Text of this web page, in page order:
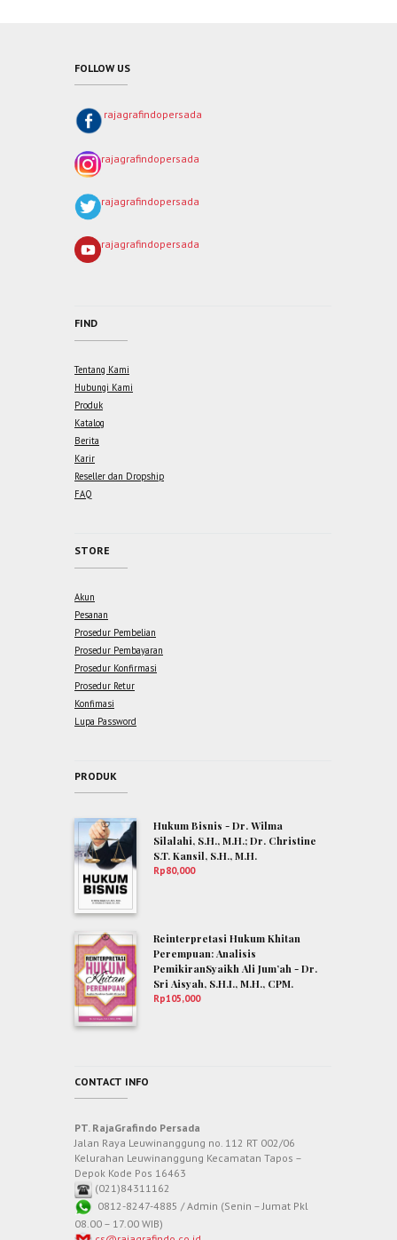
FOLLOW US
rajagrafindopersada
rajagrafindopersada
rajagrafindopersada
rajagrafindopersada
FIND
Tentang Kami
Hubungi Kami
Produk
Katalog
Berita
Karir
Reseller dan Dropship
FAQ
STORE
Akun
Pesanan
Prosedur Pembelian
Prosedur Pembayaran
Prosedur Konfirmasi
Prosedur Retur
Konfimasi
Lupa Password
PRODUK
Hukum Bisnis - Dr. Wilma
Silalahi, S.H., M.H.; Dr. Christine
S.T. Kansil, S.H., M.H.
Rp80,000
Reinterpretasi Hukum Khitan
Perempuan: Analisis
PemikiranSyaikh Ali Jum’ah - Dr.
Sri Aisyah, S.H.I., M.H., CPM.
Rp105,000
CONTACT INFO
PT. RajaGrafindo Persada
Jalan Raya Leuwinanggung no. 112 RT 002/06
Kelurahan Leuwinanggung Kecamatan Tapos –
Depok Kode Pos 16463
(021)84311162
0812-8247-4885 / Admin (Senin – Jumat Pkl
08.00 – 17.00 WIB)